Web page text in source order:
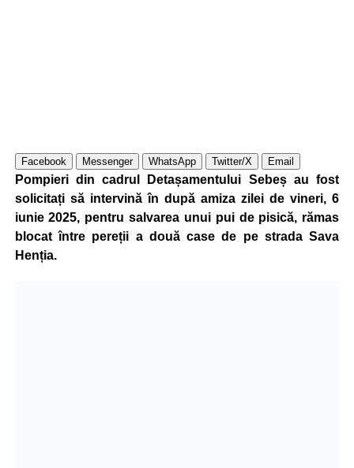
Facebook Messenger WhatsApp Twitter/X Email
Pompieri din cadrul Detașamentului Sebeș au fost
solicitați să intervină în după amiza zilei de vineri, 6
iunie 2025, pentru salvarea unui pui de pisică, rămas
blocat între pereții a două case de pe strada Sava
Henția.